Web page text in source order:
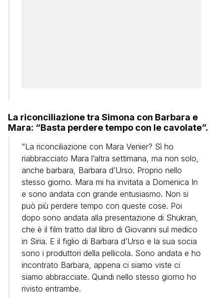
La riconciliazione tra Simona con Barbara e
Mara: “Basta perdere tempo con le cavolate”.
“La riconciliazione con Mara Venier? Sì ho
riabbracciato Mara l’altra settimana, ma non solo,
anche barbara, Barbara d’Urso. Proprio nello
stesso giorno. Mara mi ha invitata a Domenica In
e sono andata con grande entusiasmo. Non si
può più perdere tempo con queste cose. Poi
dopo sono andata alla presentazione di Shukran,
che è il film tratto dal libro di Giovanni sul medico
in Siria. E il figlio di Barbara d’Urso e la sua socia
sono i produttori della pellicola. Sono andata e ho
incontrato Barbara, appena ci siamo viste ci
siamo abbracciate. Quindi nello stesso giorno ho
rivisto entrambe.